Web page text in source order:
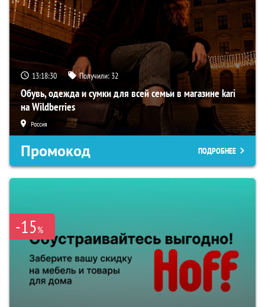
13:18:29 Получили: 32
Обувь, одежда и сумки для всей семьи в магазине kari
на Wildberries
Россия
Промокод ПОДРОБНЕЕ
-15%